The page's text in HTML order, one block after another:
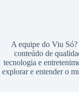
A equipe do Viu Só?
conteúdo de
tecnologia e
explorar e entender o
k